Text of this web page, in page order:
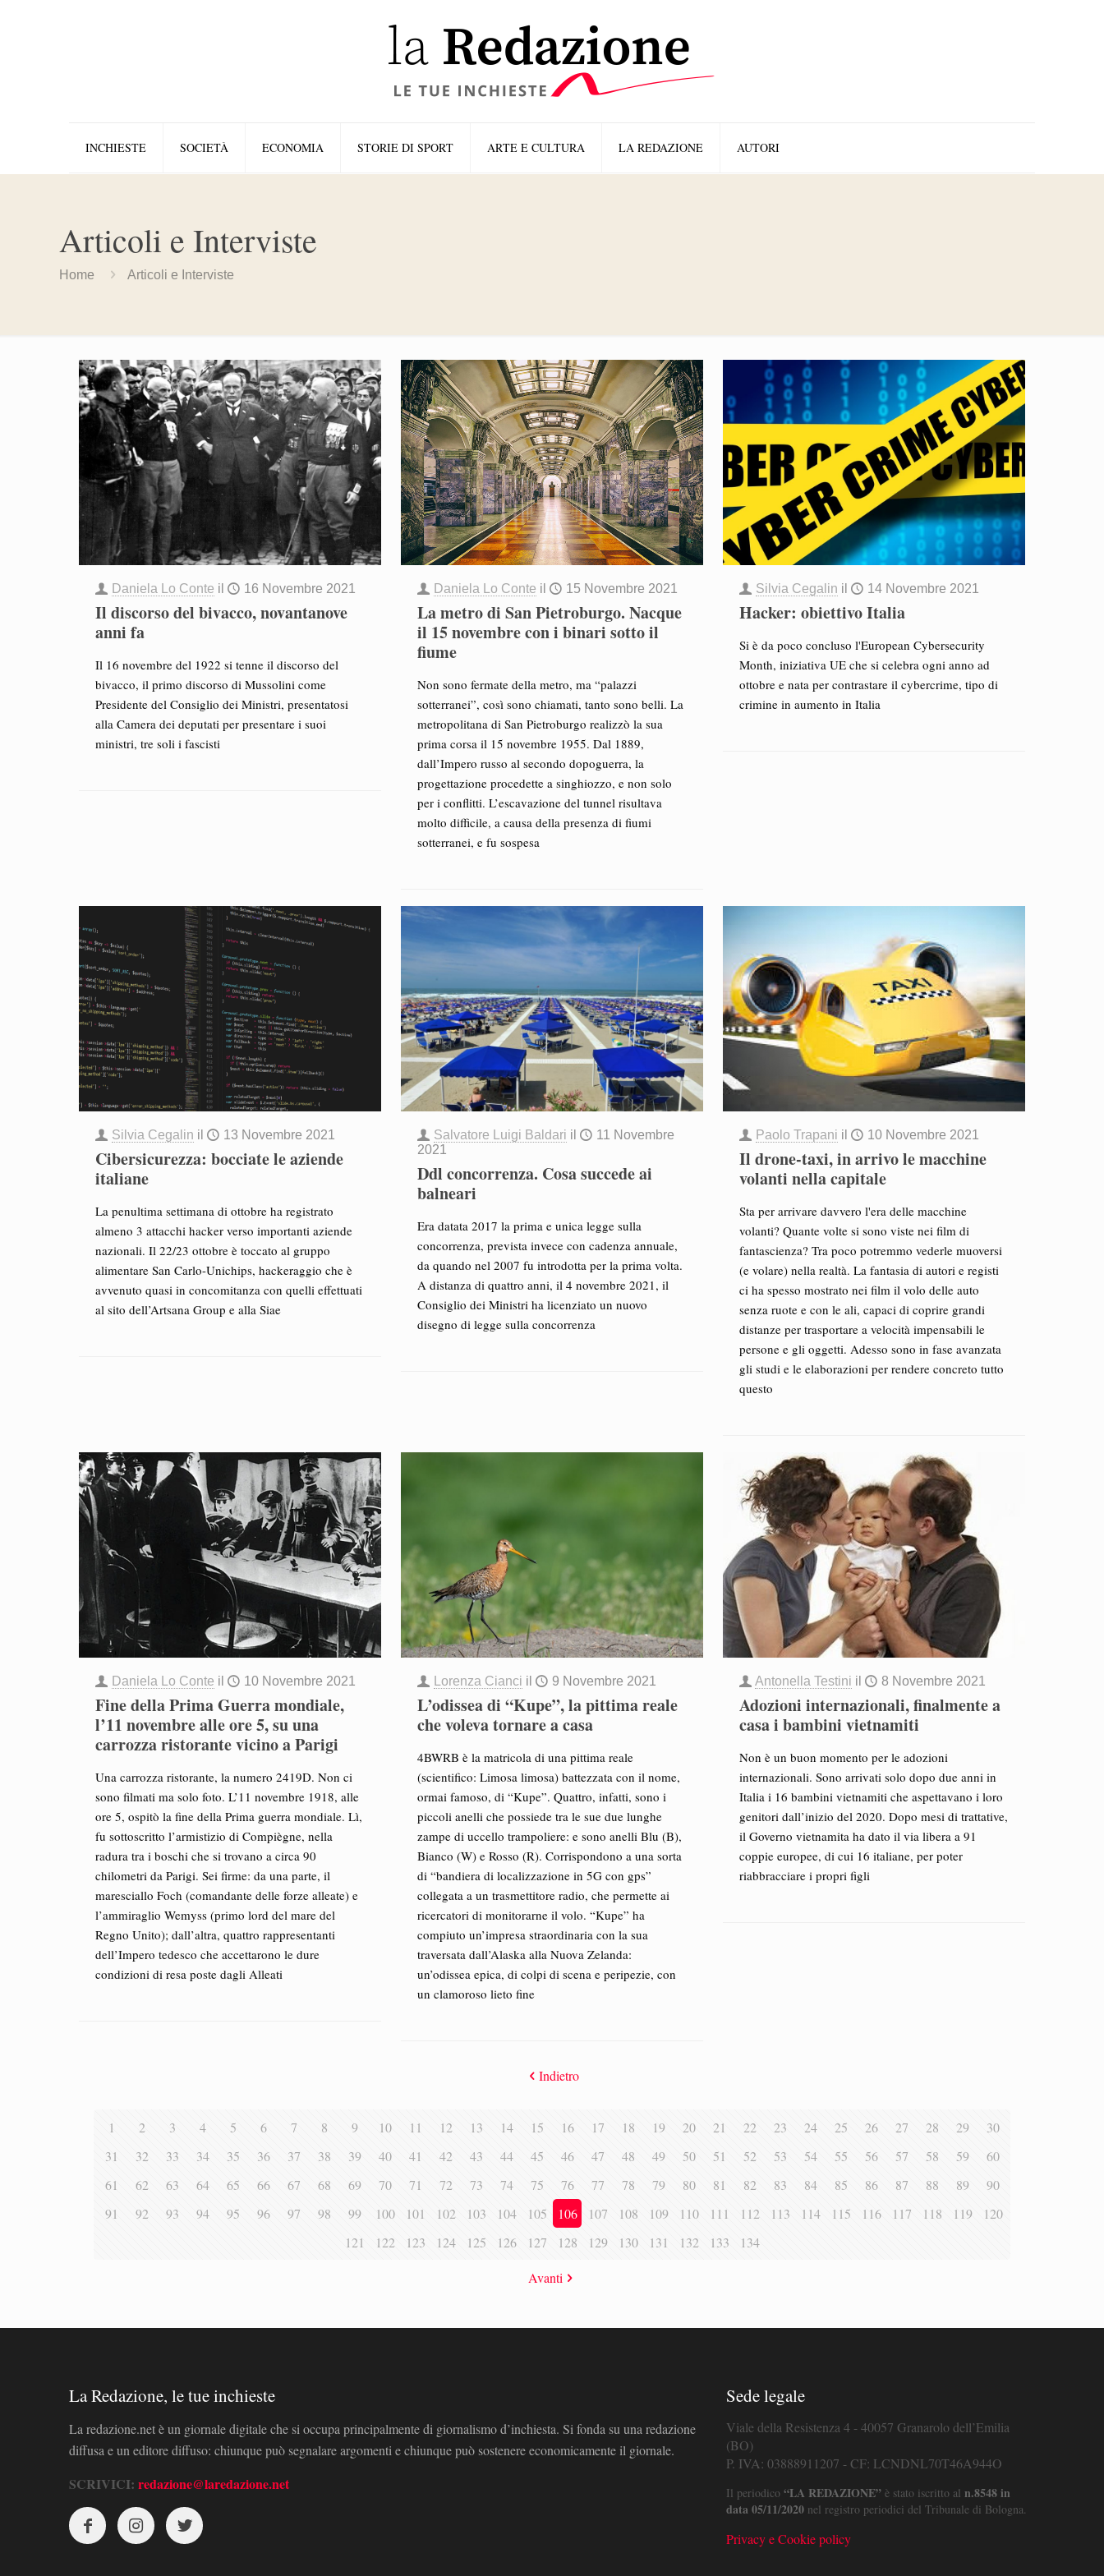
INCHIESTE SOCIETÀ ECONOMIA STORIE DI SPORT ARTE E CULTURA LA REDAZIONE AUTORI
Articoli e Interviste
Home Articoli e Interviste
Daniela Lo Conte il 16 Novembre 2021
Il discorso del bivacco, novantanove
anni fa
Il 16 novembre del 1922 si tenne il discorso del
bivacco, il primo discorso di Mussolini come
Presidente del Consiglio dei Ministri, presentatosi
alla Camera dei deputati per presentare i suoi
ministri, tre soli i fascisti
Daniela Lo Conte il 15 Novembre 2021
La metro di San Pietroburgo. Nacque
il 15 novembre con i binari sotto il
fiume
Non sono fermate della metro, ma “palazzi
sotterranei”, così sono chiamati, tanto sono belli. La
metropolitana di San Pietroburgo realizzò la sua
prima corsa il 15 novembre 1955. Dal 1889,
dall’Impero russo al secondo dopoguerra, la
progettazione procedette a singhiozzo, e non solo
per i conflitti. L’escavazione del tunnel risultava
molto difficile, a causa della presenza di fiumi
sotterranei, e fu sospesa
Silvia Cegalin il 14 Novembre 2021
Hacker: obiettivo Italia
Si è da poco concluso l'European Cybersecurity
Month, iniziativa UE che si celebra ogni anno ad
ottobre e nata per contrastare il cybercrime, tipo di
crimine in aumento in Italia
Silvia Cegalin il 13 Novembre 2021
Cibersicurezza: bocciate le aziende
italiane
La penultima settimana di ottobre ha registrato
almeno 3 attacchi hacker verso importanti aziende
nazionali. Il 22/23 ottobre è toccato al gruppo
alimentare San Carlo-Unichips, hackeraggio che è
avvenuto quasi in concomitanza con quelli effettuati
al sito dell’Artsana Group e alla Siae
Salvatore Luigi Baldari il
11 Novembre
2021
Ddl concorrenza. Cosa succede ai
balneari
Era datata 2017 la prima e unica legge sulla
concorrenza, prevista invece con cadenza annuale,
da quando nel 2007 fu introdotta per la prima volta.
A distanza di quattro anni, il 4 novembre 2021, il
Consiglio dei Ministri ha licenziato un nuovo
disegno di legge sulla concorrenza
Paolo Trapani il 10 Novembre 2021
Il drone-taxi, in arrivo le macchine
volanti nella capitale
Sta per arrivare davvero l'era delle macchine
volanti? Quante volte si sono viste nei film di
fantascienza? Tra poco potremmo vederle muoversi
(e volare) nella realtà. La fantasia di autori e registi
ci ha spesso mostrato nei film il volo delle auto
senza ruote e con le ali, capaci di coprire grandi
distanze per trasportare a velocità impensabili le
persone e gli oggetti. Adesso sono in fase avanzata
gli studi e le elaborazioni per rendere concreto tutto
questo
Daniela Lo Conte il 10 Novembre 2021
Fine della Prima Guerra mondiale,
l’11 novembre alle ore 5, su una
carrozza ristorante vicino a Parigi
Una carrozza ristorante, la numero 2419D. Non ci
sono filmati ma solo foto. L’11 novembre 1918, alle
ore 5, ospitò la fine della Prima guerra mondiale. Lì,
fu sottoscritto l’armistizio di Compiègne, nella
radura tra i boschi che si trovano a circa 90
chilometri da Parigi. Sei firme: da una parte, il
maresciallo Foch (comandante delle forze alleate) e
l’ammiraglio Wemyss (primo lord del mare del
Regno Unito); dall’altra, quattro rappresentanti
dell’Impero tedesco che accettarono le dure
condizioni di resa poste dagli Alleati
Lorenza Cianci il 9 Novembre 2021
L’odissea di “Kupe”, la pittima reale
che voleva tornare a casa
4BWRB è la matricola di una pittima reale
(scientifico: Limosa limosa) battezzata con il nome,
ormai famoso, di “Kupe”. Quattro, infatti, sono i
piccoli anelli che possiede tra le sue due lunghe
zampe di uccello trampoliere: e sono anelli Blu (B),
Bianco (W) e Rosso (R). Corrispondono a una sorta
di “bandiera di localizzazione in 5G con gps”
collegata a un trasmettitore radio, che permette ai
ricercatori di monitorarne il volo. “Kupe” ha
compiuto un’impresa straordinaria con la sua
traversata dall’Alaska alla Nuova Zelanda:
un’odissea epica, di colpi di scena e peripezie, con
un clamoroso lieto fine
Antonella Testini il 8 Novembre 2021
Adozioni internazionali, finalmente a
casa i bambini vietnamiti
Non è un buon momento per le adozioni
internazionali. Sono arrivati solo dopo due anni in
Italia i 16 bambini vietnamiti che aspettavano i loro
genitori dall’inizio del 2020. Dopo mesi di trattative,
il Governo vietnamita ha dato il via libera a 91
coppie europee, di cui 16 italiane, per poter
riabbracciare i propri figli
Indietro
1 2 3 4 5 6 7 8 9 10 11 12 13 14 15 16 17 18 19 20 21 22 23 24 25 26 27 28 29
30
31
32 33 34 35 36 37 38 39 40 41 42 43 44 45 46 47 48 49 50 51 52 53 54 55 56 57 58 59
60
61
62 63 64 65 66 67 68 69 70 71 72 73 74 75 76 77 78 79 80 81 82 83 84 85 86 87 88 89
90
91
92 93 94 95 96 97 98 99 100 101 102 103 104 105 106 107 108 109 110 111 112 113 114 115 116 117 118 119
120
121
122 123 124 125 126 127 128 129 130 131 132 133 134
Avanti
La Redazione, le tue inchieste
La redazione.net è un giornale digitale che si occupa principalmente di giornalismo d’inchiesta. Si fonda su una redazione
diffusa e un editore diffuso: chiunque può segnalare argomenti e chiunque può sostenere economicamente il giornale.
SCRIVICI: redazione@laredazione.net
Sede legale
Viale della Resistenza 4 - 40057 Granarolo dell’Emilia
(BO)
P. IVA: 03888911207 - CF: LCNDNL70T46A944O
Il periodico “LA REDAZIONE”è stato iscritto al n.8548 in
data 05/11/2020nel registro periodici del Tribunale di Bologna.
Privacy e Cookie policy